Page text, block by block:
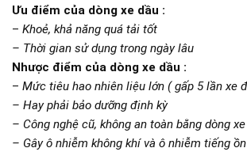
Ưu điểm của dòng xe dầu :
– Khoẻ, khả năng quá tải tốt
– Thời gian sử dụng trong ngày lâu
Nhược điểm của dòng xe dầu :
– Mức tiêu hao nhiên liệu lớn ( gấp 5 lần xe
– Hay phải bảo dưỡng định kỳ
– Công nghệ cũ, không an toàn bằng dòng
– Gây ô nhiễm không khí và ô nhiễm tiếng